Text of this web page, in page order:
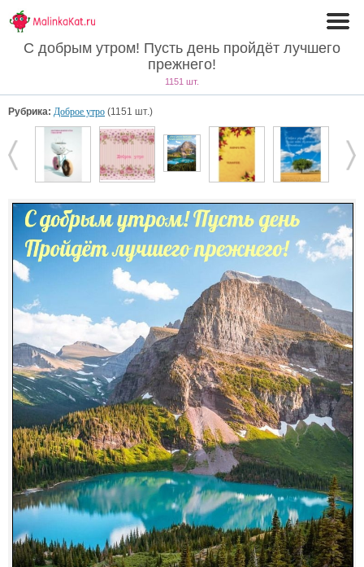
С добрым утром! Пусть день пройдёт лучшего
прежнего!
1151 шт.
Рубрика: Доброе утро (1151 шт.)